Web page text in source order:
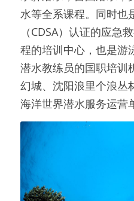
水等全系课程。同时也
（CDSA）认证的应急
程的培训中心，也是游
潜水教练员的国职培训
幻城、沈阳浪里个浪丛
海洋世界潜水服务运营